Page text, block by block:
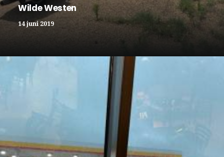
Wilde Westen
14 juni 2019